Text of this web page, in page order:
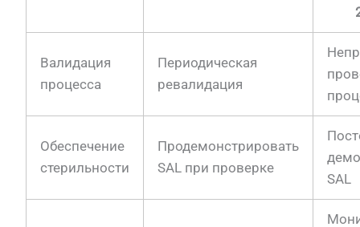
Валидация
процесса
Периодическая
ревалидация
Обеспечение
стерильности
Продемонстрировать
SAL при проверке
SAL